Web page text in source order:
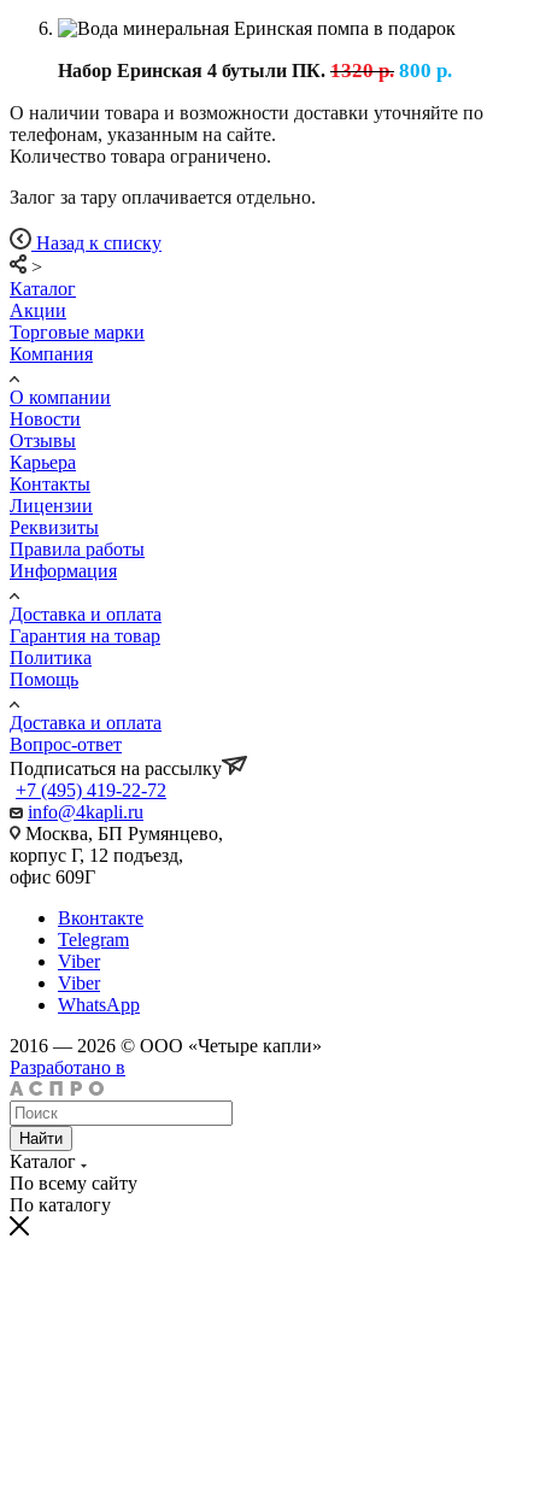
Набор Еринская 4 бутыли ПК. 1320 р. 800 р.
О наличии товара и возможности доставки уточняйте по
телефонам, указанным на сайте.
Количество товара ограничено.
Залог за тару оплачивается отдельно.
Назад к списку
>
Каталог
Акции
Торговые марки
Компания
О компании
Новости
Отзывы
Карьера
Контакты
Лицензии
Реквизиты
Правила работы
Информация
Доставка и оплата
Гарантия на товар
Политика
Помощь
Доставка и оплата
Вопрос-ответ
Подписаться на рассылку
+7 (495) 419-22-72
info@4kapli.ru
Москва, БП Румянцево,
корпус Г, 12 подъезд,
офис 609Г
Вконтакте
Telegram
Viber
Viber
WhatsApp
2016 — 2026 © ООО «Четыре капли»
Разработано в
Найти
Каталог
По всему сайту
По каталогу